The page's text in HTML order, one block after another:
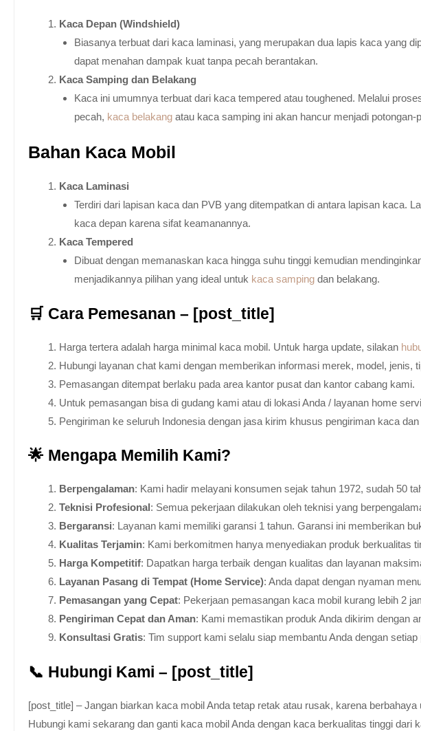
Kaca Depan (Windshield)
Biasanya terbuat dari kaca laminasi, yang merupakan dua lapis kaca yang
dapat menahan dampak kuat tanpa pecah berantakan.
Kaca Samping dan Belakang
Kaca ini umumnya terbuat dari kaca tempered atau toughened. Melalui
pecah, kaca belakang atau kaca samping ini akan hancur menjadi
Bahan Kaca Mobil
Kaca Laminasi
Terdiri dari lapisan kaca dan PVB yang ditempatkan di antara lapisan kaca.
kaca depan karena sifat keamanannya.
Kaca Tempered
Dibuat dengan memanaskan kaca hingga suhu tinggi kemudian
menjadikannya pilihan yang ideal untuk kaca samping dan belakang.
🛒 Cara Pemesanan – [post_title]
Harga tertera adalah harga minimal kaca mobil. Untuk harga update, silakan
Hubungi layanan chat kami dengan memberikan informasi merek, model, jenis,
Pemasangan ditempat berlaku pada area kantor pusat dan kantor cabang kami.
Untuk pemasangan bisa di gudang kami atau di lokasi Anda / layanan home
Pengiriman ke seluruh Indonesia dengan jasa kirim khusus pengiriman kaca
🌟 Mengapa Memilih Kami?
Berpengalaman: Kami hadir melayani konsumen sejak tahun 1972, sudah 50
Teknisi Profesional: Semua pekerjaan dilakukan oleh teknisi yang
Bergaransi: Layanan kami memiliki garansi 1 tahun. Garansi ini memberikan
Kualitas Terjamin: Kami berkomitmen hanya menyediakan produk berkualitas
Harga Kompetitif: Dapatkan harga terbaik dengan kualitas dan layanan
Layanan Pasang di Tempat (Home Service): Anda dapat dengan nyaman
Pemasangan yang Cepat: Pekerjaan pemasangan kaca mobil kurang lebih 2
Pengiriman Cepat dan Aman: Kami memastikan produk Anda dikirim dengan
Konsultasi Gratis: Tim support kami selalu siap membantu Anda dengan
📞 Hubungi Kami – [post_title]
[post_title] – Jangan biarkan kaca mobil Anda tetap retak atau rusak, karena
Hubungi kami sekarang dan ganti kaca mobil Anda dengan kaca berkualitas tinggi